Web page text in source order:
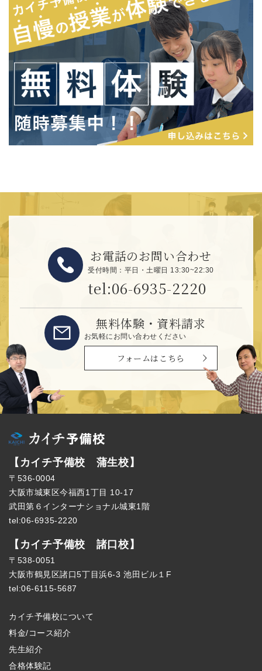
お電話のお問い合わせ
受付時間：平日・土曜日 13:30~22:30
tel:06-6935-2220
無料体験・資料請求
お気軽にお問い合わせください
フォームはこちら
【カイチ予備校 蒲生校】
〒536-0004
大阪市城東区今福西1丁目 10-17
武田第６インターナショナル城東1階
tel:06-6935-2220
【カイチ予備校 諸口校】
〒538-0051
大阪市鶴見区諸口5丁目浜6-3 池田ビル１F
tel:06-6115-5687
カイチ予備校について
料金/コース紹介
先生紹介
合格体験記